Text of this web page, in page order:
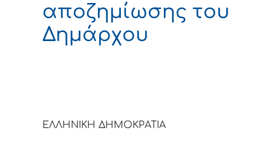
αποζημίωσης του
Δημάρχου
ΕΛΛΗΝΙΚΗ